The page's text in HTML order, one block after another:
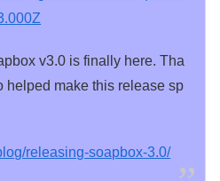
v3.0 is finally here. Tha
helped make this release sp
releasing-soapbox-3.0/